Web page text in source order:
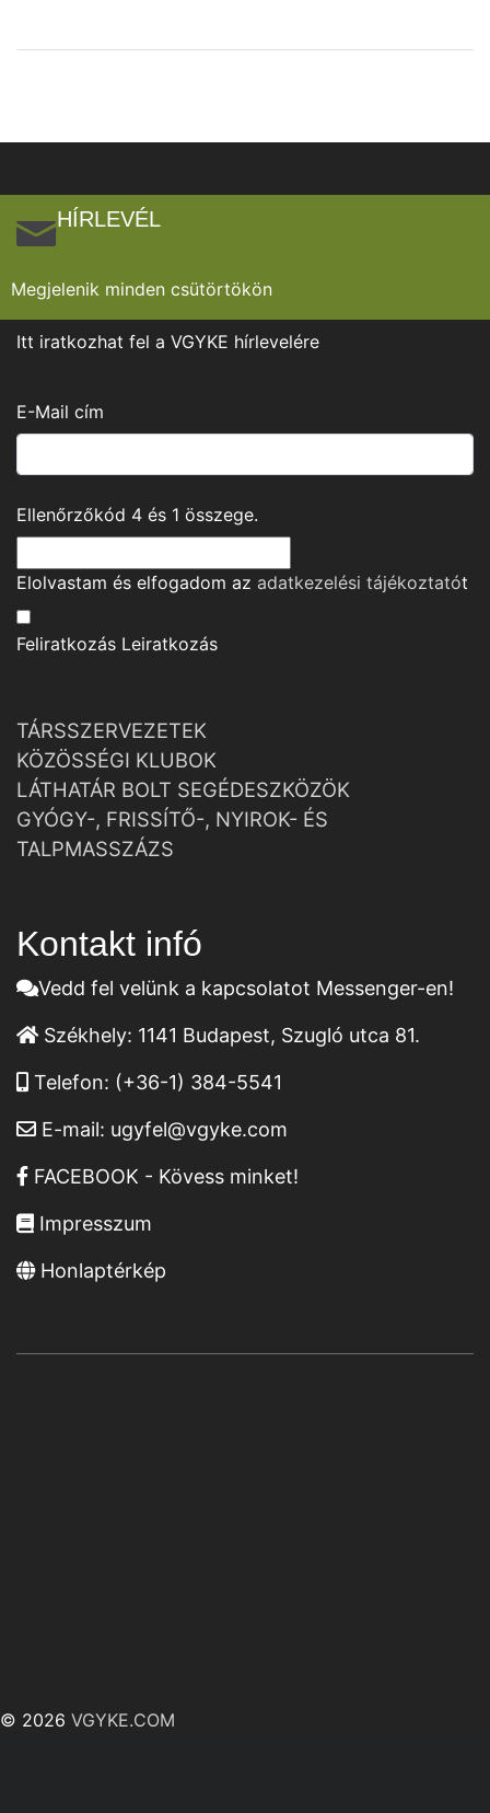
HÍRLEVÉL
Megjelenik minden csütörtökön
Itt iratkozhat fel a VGYKE hírlevelére
E-Mail cím
Ellenőrzőkód 4 és 1 összege.
Elolvastam és elfogadom az adatkezelési tájékoztatót
Feliratkozás Leiratkozás
TÁRSSZERVEZETEK
KÖZÖSSÉGI KLUBOK
LÁTHATÁR BOLT SEGÉDESZKÖZÖK
GYÓGY-, FRISSÍTŐ-, NYIROK- ÉS
TALPMASSZÁZS
Kontakt infó
Vedd fel velünk a kapcsolatot Messenger-en!
Székhely: 1141 Budapest, Szugló utca 81.
Telefon: (+36-1) 384-5541
E-mail: ugyfel@vgyke.com
FACEBOOK - Kövess minket!
Impresszum
Honlaptérkép
© 2026 VGYKE.COM